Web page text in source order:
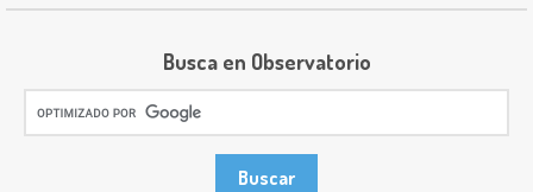
Busca en Observatorio